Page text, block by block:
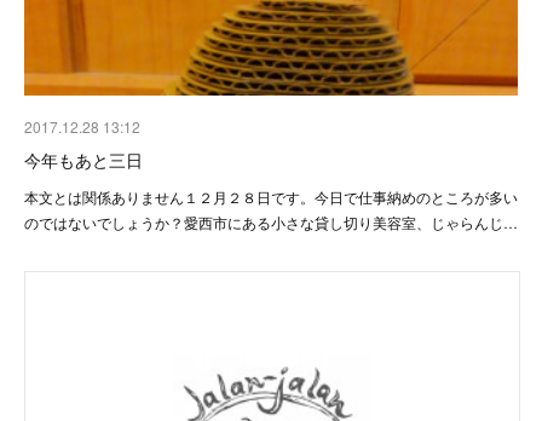
2017.12.28 13:12
今年もあと三日
本文とは関係ありません１２月２８日です。今日で仕事納めのところが多い
のではないでしょうか？愛西市にある小さな貸し切り美容室、じゃらんじ…